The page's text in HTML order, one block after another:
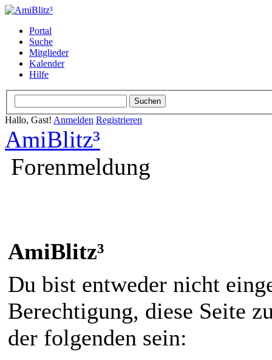
Portal
Suche
Mitglieder
Kalender
Hilfe
Hallo, Gast! Anmelden Registrieren
AmiBlitz³
Forenmeldung
AmiBlitz³
Du bist entweder nicht
Berechtigung, diese Seite
der folgenden sein: